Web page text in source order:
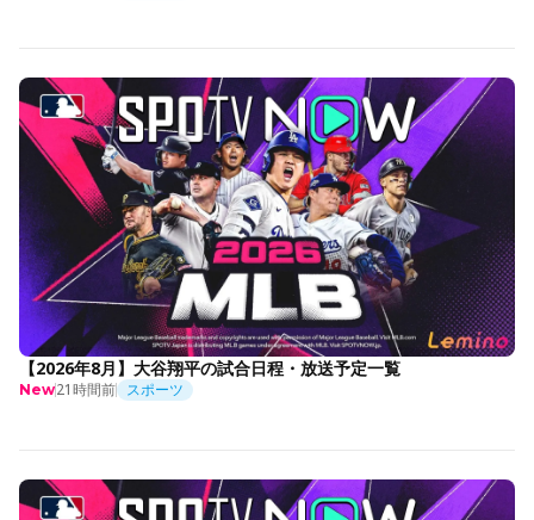
【2026年8月】大谷翔平の試合日程・放送予定一覧
New21時間前 スポーツ